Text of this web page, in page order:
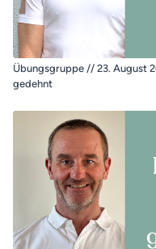
Übungsgruppe // 23. August
gedehnt